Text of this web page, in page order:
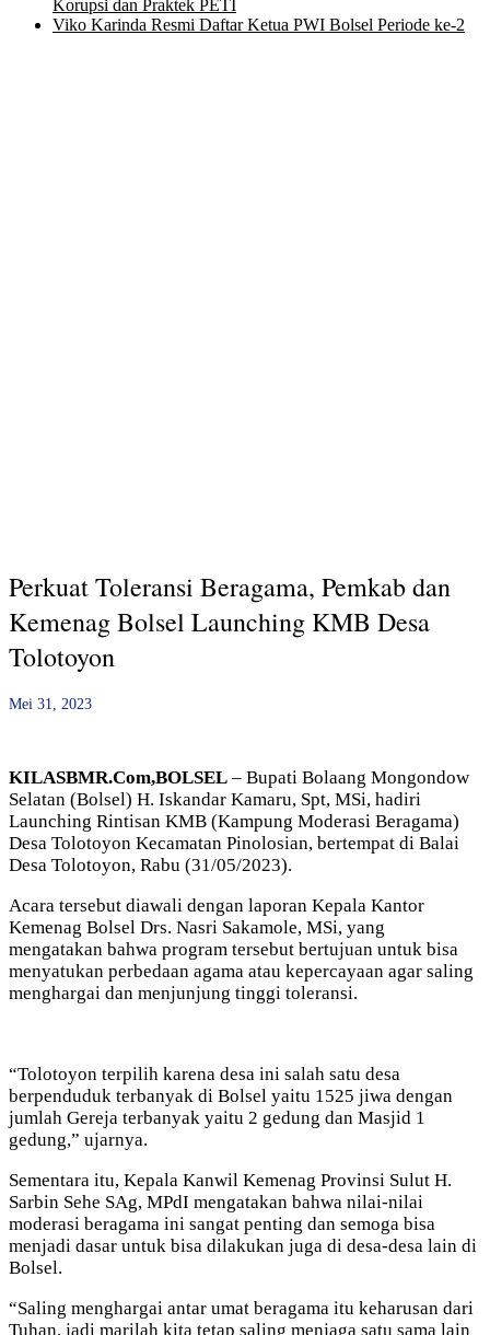
Korupsi dan Praktek PETI
Viko Karinda Resmi Daftar Ketua PWI Bolsel Periode ke-2
Perkuat Toleransi Beragama, Pemkab dan
Kemenag Bolsel Launching KMB Desa
Tolotoyon
Mei 31, 2023
KILASBMR.Com,BOLSEL – Bupati Bolaang Mongondow
Selatan (Bolsel) H. Iskandar Kamaru, Spt, MSi, hadiri
Launching Rintisan KMB (Kampung Moderasi Beragama)
Desa Tolotoyon Kecamatan Pinolosian, bertempat di Balai
Desa Tolotoyon, Rabu (31/05/2023).
Acara tersebut diawali dengan laporan Kepala Kantor
Kemenag Bolsel Drs. Nasri Sakamole, MSi, yang
mengatakan bahwa program tersebut bertujuan untuk bisa
menyatukan perbedaan agama atau kepercayaan agar saling
menghargai dan menjunjung tinggi toleransi.
“Tolotoyon terpilih karena desa ini salah satu desa
berpenduduk terbanyak di Bolsel yaitu 1525 jiwa dengan
jumlah Gereja terbanyak yaitu 2 gedung dan Masjid 1
gedung,” ujarnya.
Sementara itu, Kepala Kanwil Kemenag Provinsi Sulut H.
Sarbin Sehe SAg, MPdI mengatakan bahwa nilai-nilai
moderasi beragama ini sangat penting dan semoga bisa
menjadi dasar untuk bisa dilakukan juga di desa-desa lain di
Bolsel.
“Saling menghargai antar umat beragama itu keharusan dari
Tuhan, jadi marilah kita tetap saling menjaga satu sama lain